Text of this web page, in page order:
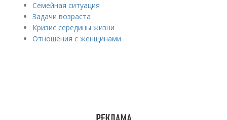
Семейная ситуация
Задачи возраста
Кризис середины жизни
Отношения с женщинами